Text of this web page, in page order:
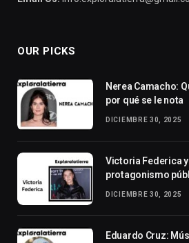
OUR PICKS
Nerea Camacho:
por qué se le nota
DICIEMBRE 30, 2025
Victoria Federica
protagonismo
DICIEMBRE 30, 2025
Eduardo Cruz: